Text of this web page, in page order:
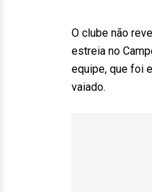
O clube não
estreia no
equipe, que foi
vaiado.